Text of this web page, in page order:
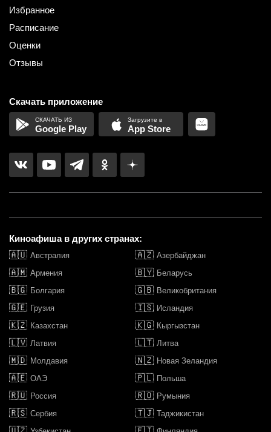
Избранное
Расписание
Оценки
Отзывы
Скачать приложение
Google Play App Store
Киноафиша в других странах:
🇦🇺 Австралия 🇦🇿 Азербайджан
🇦🇲 Армения 🇧🇾 Беларусь
🇧🇬 Болгария 🇬🇧 Великобритания
🇬🇪 Грузия 🇮🇸 Исландия
🇰🇿 Казахстан 🇰🇬 Кыргызстан
🇱🇻 Латвия 🇱🇹 Литва
🇲🇩 Молдавия 🇳🇿 Новая Зеландия
🇦🇪 ОАЭ 🇵🇱 Польша
🇷🇺 Россия 🇷🇴 Румыния
🇷🇸 Сербия 🇹🇯 Таджикистан